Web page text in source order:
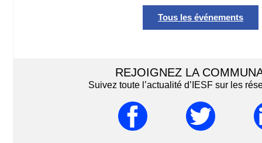
Tous les événements
REJOIGNEZ LA
Suivez toute l’actualité d’IESF sur les